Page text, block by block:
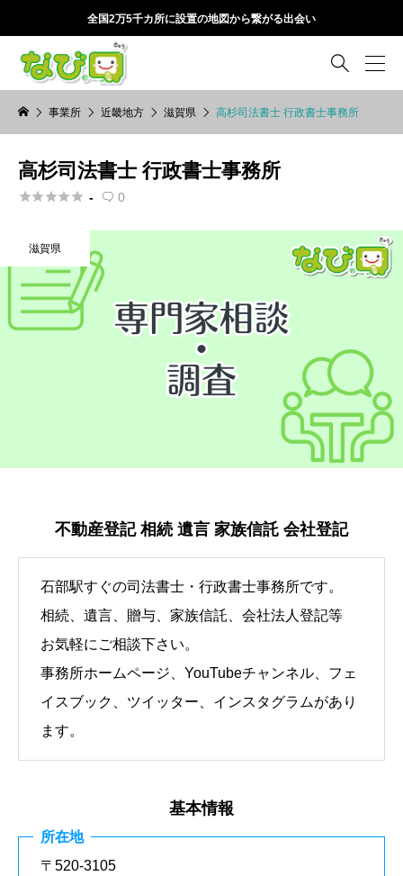
全国2万5千カ所に設置の地図から繋がる出会い

事業所 近畿地方 滋賀県 高杉司法書士 行政書士事務所
高杉司法書士 行政書士事務所
 -  0
滋賀県
不動産登記 相続 遺言 家族信託 会社登記
石部駅すぐの司法書士・行政書士事務所です。
相続、遺言、贈与、家族信託、会社法人登記等
お気軽にご相談下さい。
事務所ホームページ、YouTubeチャンネル、フェ
イスブック、ツイッター、インスタグラムがあり
ます。
基本情報
所在地
〒520-3105